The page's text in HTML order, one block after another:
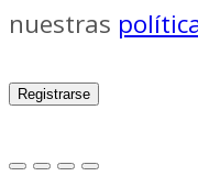
nuestras
Registrarse